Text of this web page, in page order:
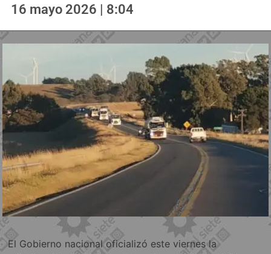
16 mayo 2026 | 8:04
El Gobierno nacional oficializó este viernes la